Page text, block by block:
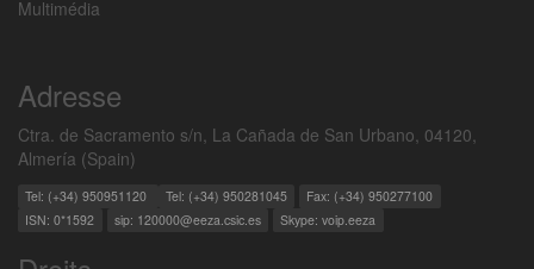
Multimédia
Adresse
Ctra. de Sacramento s/n, La Cañada de San Urbano, 04120,
Almería (Spain)
Tel: (+34) 950951120 Tel: (+34) 950281045
Fax: (+34) 950277100
ISN: 0*1592
sip: 120000@eeza.csic.es Skype: voip.eeza